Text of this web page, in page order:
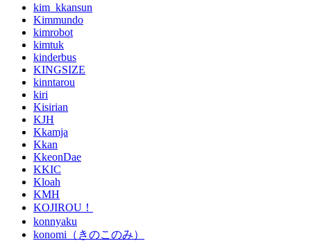
kim_kkansun
Kimmundo
kimrobot
kimtuk
kinderbus
KINGSIZE
kinntarou
kiri
Kisirian
KJH
Kkamja
Kkan
KkeonDae
KKIC
Kloah
KMH
KOJIROU！
konnyaku
konomi（きのこのみ）